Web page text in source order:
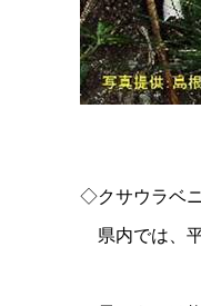
◇クサウラベ
県内では、